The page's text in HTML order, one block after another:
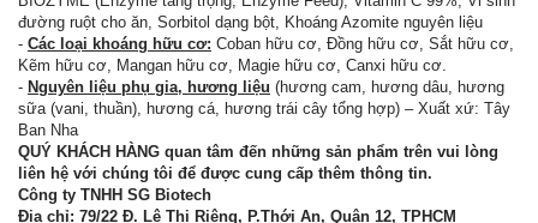
đường ruột cho ăn, Sorbitol dạng bột, Khoáng Azomite nguyên liệu
- Các loại khoáng hữu cơ: Coban hữu cơ, Đồng hữu cơ, Sắt hữu cơ,
Kẽm hữu cơ, Mangan hữu cơ, Magie hữu cơ, Canxi hữu cơ.
- Nguyên liệu phụ gia, hương liệu (hương cam, hương dâu, hương
sữa (vani, thuần), hương cá, hương trái cây tổng hợp) – Xuất xứ: Tây
Ban Nha
QUÝ KHÁCH HÀNG quan tâm đến những sản phẩm trên vui lòng
liên hệ với chúng tôi để được cung cấp thêm thông tin.
Công ty TNHH SG Biotech
Địa chỉ: 79/22 Đ. Lê Thị Riêng, P.Thới An, Quận 12, TPHCM